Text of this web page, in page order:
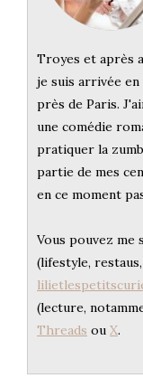
Troyes et après
je suis arrivée
près de Paris.
une comédie
pratiquer la
partie de mes
en ce moment
Vous pouvez me
(lifestyle,
(lecture,
Threads ou X.